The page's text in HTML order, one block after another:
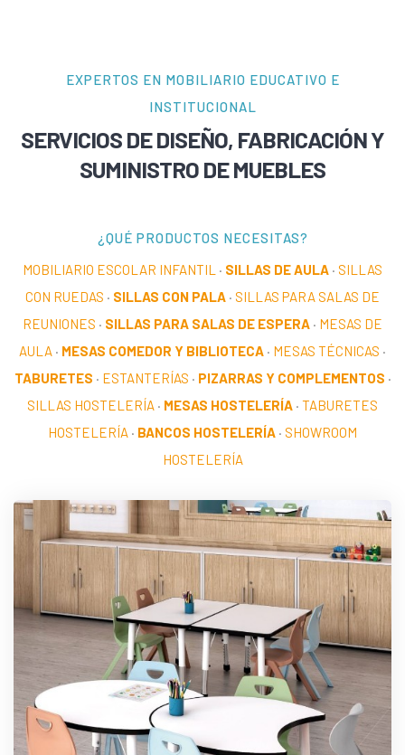
EXPERTOS EN MOBILIARIO EDUCATIVO E
INSTITUCIONAL
SERVICIOS DE DISEÑO, FABRICACIÓN Y
SUMINISTRO DE MUEBLES
¿QUÉ PRODUCTOS NECESITAS?
MOBILIARIO ESCOLAR INFANTIL · SILLAS DE AULA · SILLAS
CON RUEDAS · SILLAS CON PALA · SILLAS PARA SALAS DE
REUNIONES · SILLAS PARA SALAS DE ESPERA · MESAS DE
AULA · MESAS COMEDOR Y BIBLIOTECA · MESAS TÉCNICAS ·
TABURETES · ESTANTERÍAS · PIZARRAS Y COMPLEMENTOS ·
SILLAS HOSTELERÍA · MESAS HOSTELERÍA · TABURETES
HOSTELERÍA · BANCOS HOSTELERÍA · SHOWROOM
HOSTELERÍA